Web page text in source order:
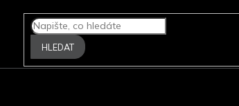
HLEDAT